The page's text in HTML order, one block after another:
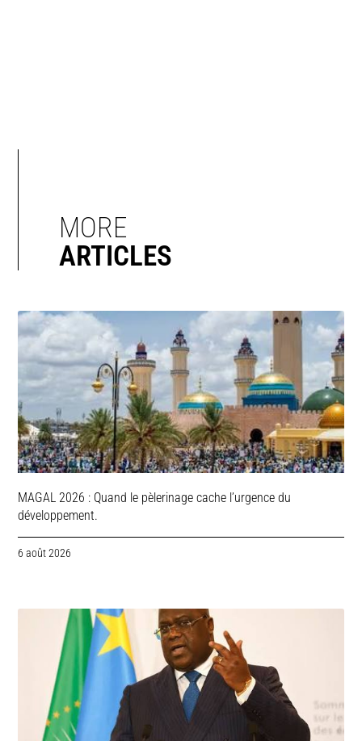
MORE
ARTICLES
MAGAL 2026 : Quand le pèlerinage cache l’urgence du
développement.
6 août 2026